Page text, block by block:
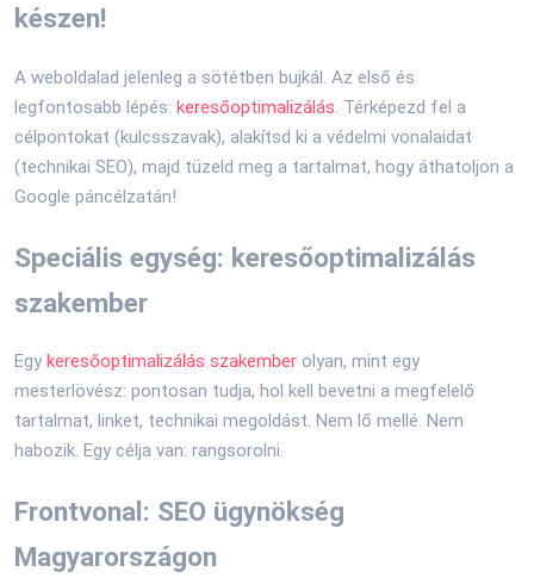
készen!
A weboldalad jelenleg a sötétben bujkál. Az első és
legfontosabb lépés: keresőoptimalizálás. Térképezd fel a
célpontokat (kulcsszavak), alakítsd ki a védelmi vonalaidat
(technikai SEO), majd tüzeld meg a tartalmat, hogy áthatoljon a
Google páncélzatán!
Speciális egység: keresőoptimalizálás
szakember
Egy keresőoptimalizálás szakember olyan, mint egy
mesterlövész: pontosan tudja, hol kell bevetni a megfelelő
tartalmat, linket, technikai megoldást. Nem lő mellé. Nem
habozik. Egy célja van: rangsorolni.
Frontvonal: SEO ügynökség
Magyarországon